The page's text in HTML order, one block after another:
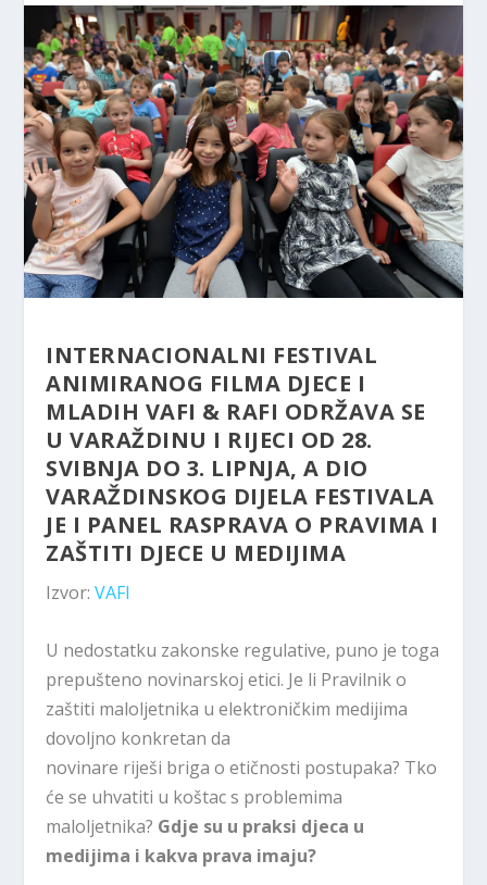
INTERNACIONALNI FESTIVAL
ANIMIRANOG FILMA DJECE I
MLADIH VAFI & RAFI ODRŽAVA SE
U VARAŽDINU I RIJECI OD 28.
SVIBNJA DO 3. LIPNJA, A DIO
VARAŽDINSKOG DIJELA FESTIVALA
JE I PANEL RASPRAVA O PRAVIMA I
ZAŠTITI DJECE U MEDIJIMA
Izvor:VAFI
U nedostatku zakonske regulative, puno je toga
prepušteno novinarskoj etici. Je li Pravilnik o
zaštiti maloljetnika u elektroničkim medijima
dovoljno konkretan da
novinare riješi briga o etičnosti postupaka? Tko
će se uhvatiti u koštac s problemima
maloljetnika? Gdje su u praksi djeca u
medijima i kakva prava imaju?